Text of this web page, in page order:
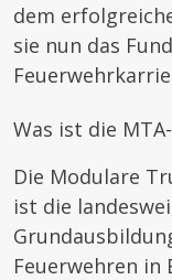
dem
sie nun das
Was ist die
Die Modulare
ist die
Feuerwehren in